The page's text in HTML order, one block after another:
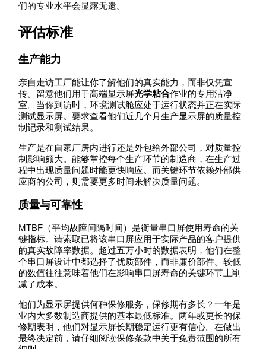
们的专业水平会显露无遗。
评估标准
生产能力
亲自走访工厂能让你了解他们的真实能力，而非仅凭宣
传。留意他们用于高端显示屏光学粘合作业的专用洁净
室。当你到访时，环境测试舱应处于运行状态并正在实际
测试显示屏。要求查看他们近几个月生产显示屏的质量控
制记录和测试结果。
生产是在自家厂房内进行还是外包给外部公司，对质量控
制影响颇大。能够掌控每个生产环节的制造商，在生产过
程中出现质量问题时能更快响应。而关键环节依赖外部供
应商的公司，则需要更多时间来解决质量问题。
质量与可靠性
MTBF（平均故障间隔时间）是衡量串口屏使用寿命的关
键指标。请索取已将该串口屏应用于实际产品的客户提供
的真实故障率数据。超过五万小时的数据表明，他们在整
个串口屏设计中都选择了优质部件，而非廉价部件。较低
的数值往往意味着他们在影响串口屏寿命的关键环节上削
减了成本。
他们为显示屏提供何种保修服务，保修期有多长？一年是
业内大多数制造商提供的基本最低标准。两年或更长的保
修期表明，他们对显示屏长期稳定运行更有信心。在做出
最终决定前，请仔细阅读保修条款中关于免责范围的所有